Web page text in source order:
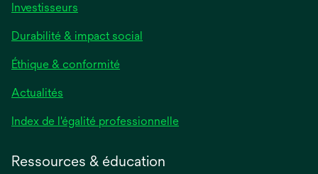
Investisseurs
Durabilité & impact social
Éthique & conformité
Actualités
Index de l'égalité professionnelles’ouvre
Ressources & éducation